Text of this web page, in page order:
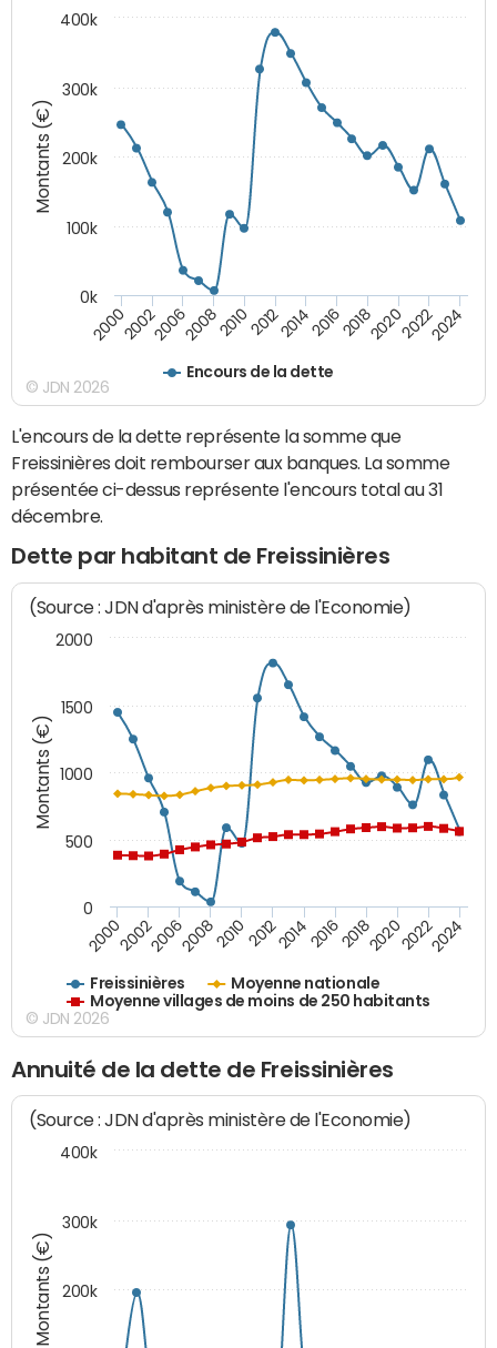
Montants (€)
Encours de la dette
200020022006200820102012201420162018202020222024
0k
100k
200k
300k
400k
© JDN 2026
L'encours de la dette représente la somme que
Freissinières doit rembourser aux banques. La somme
présentée ci-dessus représente l'encours total au 31
décembre.
Dette par habitant de Freissinières
Montants (€)
(Source : JDN d'après ministère de l'Economie)
Freissinières
Moyenne nationale
Moyenne villages de moins de 250 habitants
200020022006200820102012201420162018202020222024
0
500
1000
1500
2000
© JDN 2026
Annuité de la dette de Freissinières
Montants (€)
(Source : JDN d'après ministère de l'Economie)
200k
300k
400k